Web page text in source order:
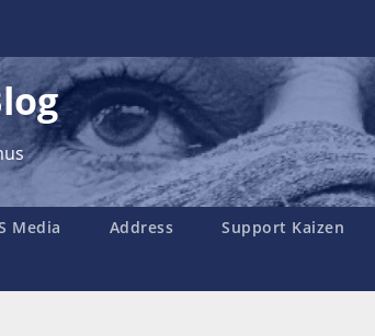
Media Address Support Kaizen